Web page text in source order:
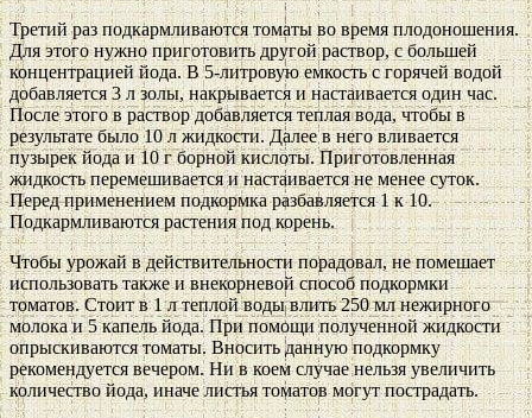
Третий раз подкармливаются томаты во время плодоношения.
Для этого нужно приготовить другой раствор, с большей
концентрацией йода. В 5-литровую емкость с горячей водой
добавляется 3 л золы, накрывается и настаивается один час.
После этого в раствор добавляется теплая вода, чтобы в
результате было 10 л жидкости. Далее в него вливается
пузырек йода и 10 г борной кислоты. Приготовленная
жидкость перемешивается и настаивается не менее суток.
Перед применением подкормка разбавляется 1 к 10.
Подкармливаются растения под корень.
Чтобы урожай в действительности порадовал, не помешает
использовать также и внекорневой способ подкормки
томатов. Стоит в 1 л теплой воды влить 250 мл нежирного
молока и 5 капель йода. При помощи полученной жидкости
опрыскиваются томаты. Вносить данную подкормку
рекомендуется вечером. Ни в коем случае нельзя увеличить
количество йода, иначе листья томатов могут пострадать.